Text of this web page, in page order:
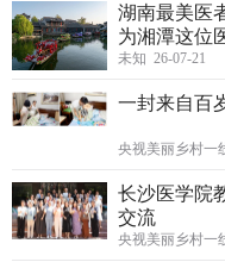
湖南最美医
为湘潭这位
未知 26-07-21
一封来自百
央视美丽乡村一
长沙医学院
交流
央视美丽乡村一